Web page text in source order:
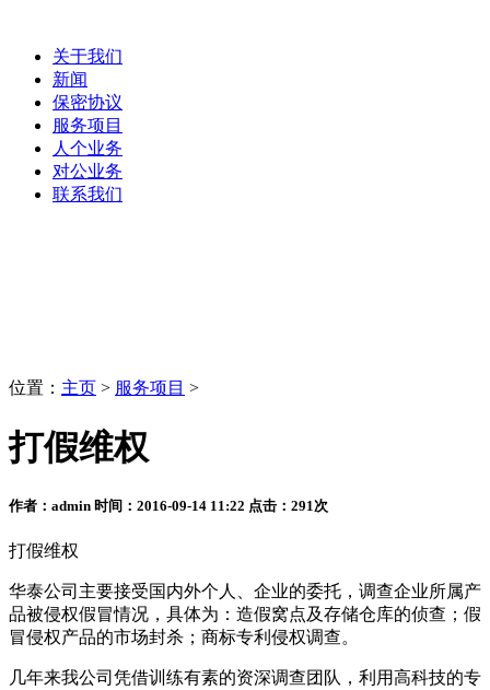
关于我们
新闻
保密协议
服务项目
人个业务
对公业务
联系我们
位置： 主页 > 服务项目 >
打假维权
作者：admin 时间：2016-09-14 11:22 点击：291次
打假维权
华泰公司主要接受国内外个人、企业的委托，调查企业所属产
品被侵权假冒情况，具体为：造假窝点及存储仓库的侦查；假
冒侵权产品的市场封杀；商标专利侵权调查。
几年来我公司凭借训练有素的资深调查团队，利用高科技的专